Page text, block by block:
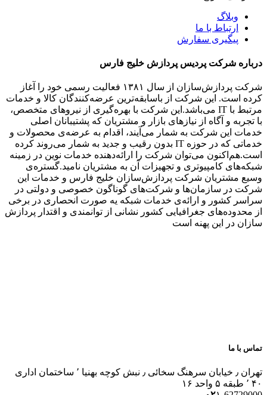
وبلاگ
ارتباط با ما
پیگیری سفارش
درباره شرکت پردیس پردازش خلیج فارس
شرکت پردازش‌سازان از سال ۱۳۸۱ فعالیت رسمی خود را آغاز
کرده است. این شرکت از باسابقه‌ترین عرضه‌کنندگان کالا و خدمات
مرتبط با IT می‌باشد.این شرکت با بهره‌گیری از نیروهای متخصص،
با تجربه و آگاه از نیازهای بازار و مشتریان که پشتیبانان اصلی
خدمات این شرکت به شمار می‌آیند، اقدام به عرضه‌‌ی محصولات و
خدماتی که در حوزه IT بدون رقیب و جدید به شمار می‌روند کرده
است.هم‌اکنون می‌توان شرکت را ارائه‌دهنده خدمات نوین در زمینه
شبکه‌های کامپیوتری و تجهیزات آن به مشتریان نامید.گستره‌ی
وسیع مشتریان شرکت پردازش‌سازان خلیج فارس و خدمات این
شرکت در سازمان‌ها و شرکت‌های گوناگون خصوصی و دولتی در
سراسر کشور و ارائه‌ی خدمات شبکه یه صورت انحصاری در برخی
از محدوده‌های جغرافیایی کشور نشانی از توانمندی و اقتدار پردازش
سازان در این پهنه است
تماس با ما
تهران ٫ خیابان سرهنگ سخائی ٫ نبش کوچه بهنیا ٬ ساختمان اداری
۴۰ ٬ طبقه ۵ واحد ۱۶